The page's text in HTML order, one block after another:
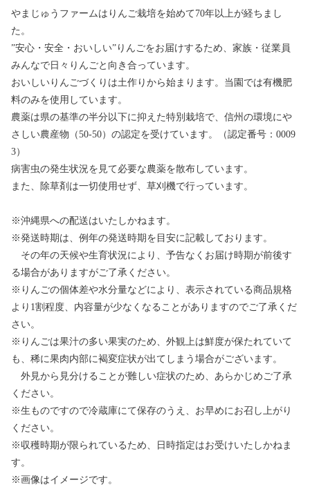
やまじゅうファームはりんご栽培を始めて70年以上が経ちまし
た。
”安心・安全・おいしい”りんごをお届けするため、家族・従業員
みんなで日々りんごと向き合っています。
おいしいりんごづくりは土作りから始まります。当園では有機肥
料のみを使用しています。
農薬は県の基準の半分以下に抑えた特別栽培で、信州の環境にや
さしい農産物（50-50）の認定を受けています。（認定番号：0009
3）
病害虫の発生状況を見て必要な農薬を散布しています。
また、除草剤は一切使用せず、草刈機で行っています。
※沖縄県への配送はいたしかねます。
※発送時期は、例年の発送時期を目安に記載しております。
その年の天候や生育状況により、予告なくお届け時期が前後す
る場合がありますがご了承ください。
※りんごの個体差や水分量などにより、表示されている商品規格
より1割程度、内容量が少なくなることがありますのでご了承くだ
さい。
※りんごは果汁の多い果実のため、外観上は鮮度が保たれていて
も、稀に果肉内部に褐変症状が出てしまう場合がございます。
外見から見分けることが難しい症状のため、あらかじめご了承
ください。
※生ものですので冷蔵庫にて保存のうえ、お早めにお召し上がり
ください。
※収穫時期が限られているため、日時指定はお受けいたしかねま
す。
※画像はイメージです。